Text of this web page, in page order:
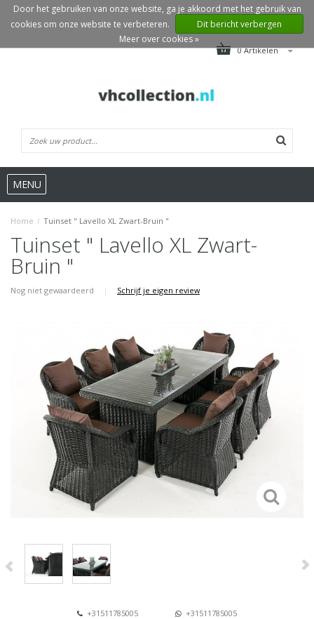
0 Artikelen
MENU
Home / Tuinset " Lavello XL Zwart-Bruin "
Tuinset " Lavello XL Zwart-
Bruin "
Nog niet gewaardeerd | Schrijf je eigen review
+31511785005
+31511785005
Door het gebruiken van onze website, ga je akkoord met het gebruik van
cookies om onze website te verbeteren.
Dit bericht verbergen
Meer over cookies »